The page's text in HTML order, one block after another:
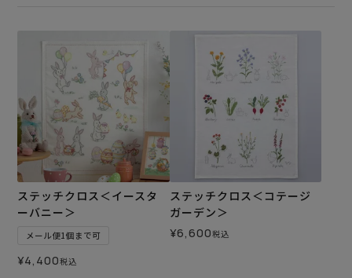
ステッチクロス＜イースタ
ーバニー＞
メール便1個まで可
¥4,400税込
ステッチクロス＜コテージ
ガーデン＞
¥6,600税込